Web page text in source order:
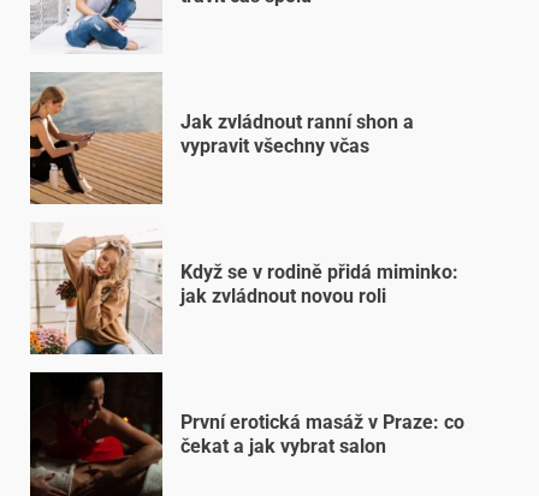
Jak zvládnout ranní shon a
vypravit všechny včas
Když se v rodině přidá miminko:
jak zvládnout novou roli
První erotická masáž v Praze: co
čekat a jak vybrat salon